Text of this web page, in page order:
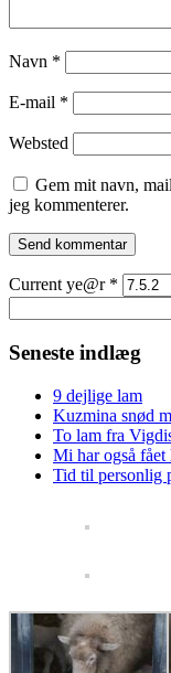
Navn *
E-mail *
Websted
Gem mit navn,
jeg kommenterer.
Current ye@r *
efter:
Seneste indlæg
9 dejlige lam
Kuzmina snød
To lam fra
Mi har også fået
Tid til personlig